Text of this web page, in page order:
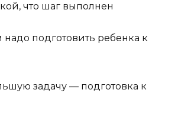
что шаг выполнен
подготовить ребенка к
задачу — подготовка к